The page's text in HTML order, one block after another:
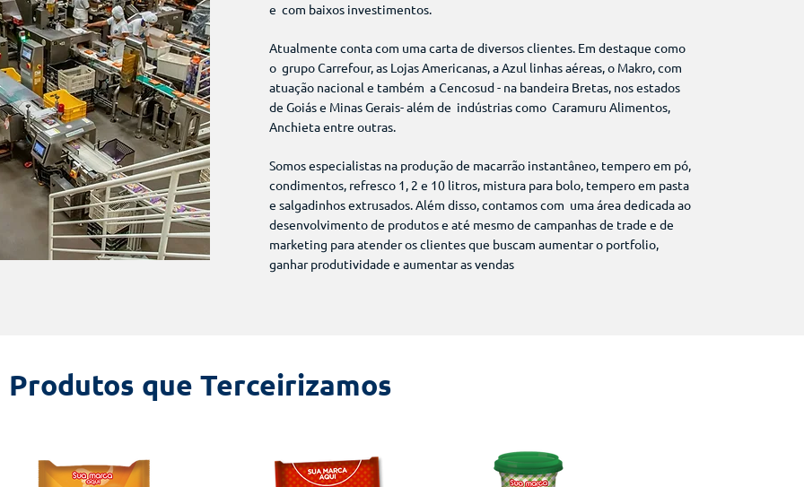
e com baixos investimentos.
Atualmente conta com uma carta de diversos clientes. Em destaque como
o grupo Carrefour, as Lojas Americanas, a Azul linhas aéreas, o Makro, com
atuação nacional e também a Cencosud - na bandeira Bretas, nos estados
de Goiás e Minas Gerais- além de indústrias como Caramuru Alimentos,
Anchieta entre outras.
Somos especialistas na produção de macarrão instantâneo, tempero em pó,
condimentos, refresco 1, 2 e 10 litros, mistura para bolo, tempero em pasta
e salgadinhos extrusados. Além disso, contamos com uma área dedicada ao
desenvolvimento de produtos e até mesmo de campanhas de trade e de
marketing para atender os clientes que buscam aumentar o portfolio,
ganhar produtividade e aumentar as vendas
Produtos que Terceirizamos